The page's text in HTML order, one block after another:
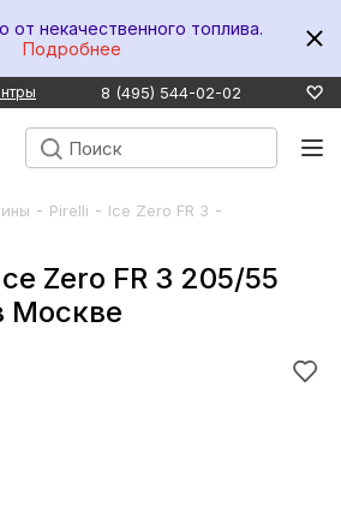
от некачественного топлива.
Подробнее
8 (495) 544-02-02
- Pirelli - Ice Zero FR 3 -
Zero FR 3 205/55
Москве